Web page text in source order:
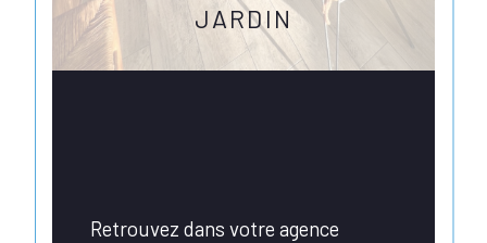
JARDIN
Retrouvez dans votre agence